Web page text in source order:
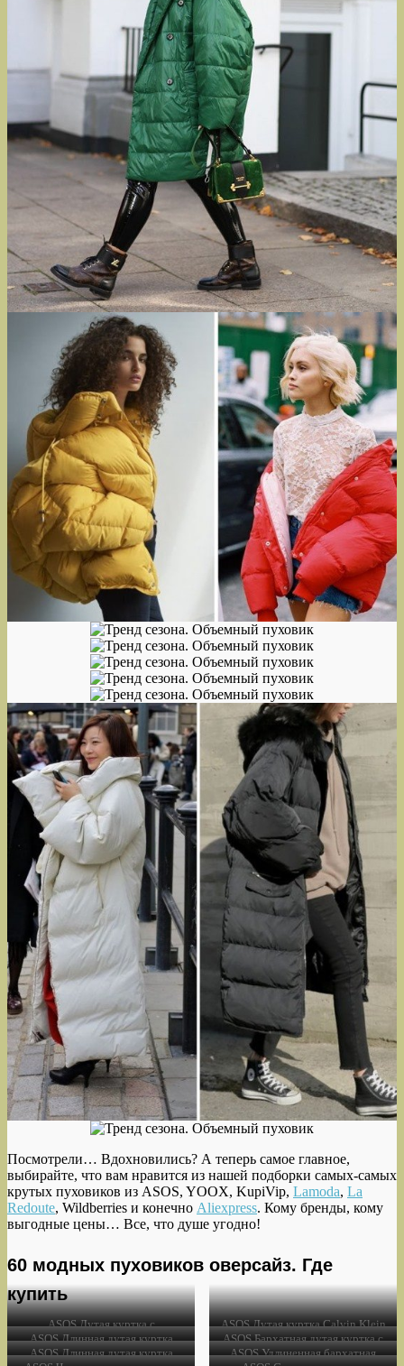
Посмотрели… Вдохновились? А теперь самое главное,
выбирайте, что вам нравится из нашей подборки самых-самых
крутых пуховиков из ASOS, YOOX, KupiVip, Lamoda, La
Redoute, Wildberries и конечно Aliexpress. Кому бренды, кому
выгодные цены… Все, что душе угодно!
60 модных пуховиков оверсайз. Где
купить
ASOS Дутая куртка с
леопардовым принтом Daisy
Street 3 890,00 руб.Подробнее
ASOS Дутая куртка Calvin Klein
Jeans 22 190,00 руб.Подробнее
ASOS Длинная дутая куртка
цвета хаки Miss Selfridge 6
ASOS Бархатная дутая куртка с
высоким воротом ASOS DESIGN
ASOS Длинная дутая куртка
ASOS Удлиненная бархатная